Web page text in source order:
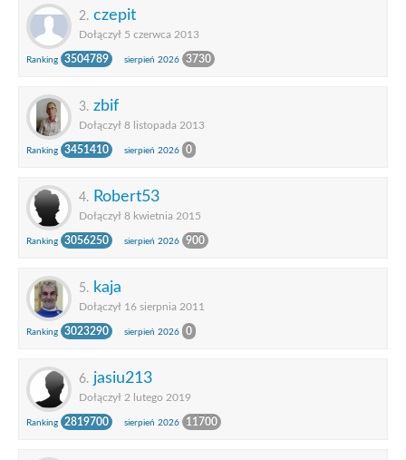
2. czepit
Dołączył 5 czerwca 2013
Ranking 3504789 sierpień 2026 3730
3. zbif
Dołączył 8 listopada 2013
Ranking 3451410 sierpień 2026 0
4. Robert53
Dołączył 8 kwietnia 2015
Ranking 3056250 sierpień 2026 900
5. kaja
Dołączył 16 sierpnia 2011
Ranking 3023290 sierpień 2026 0
6. jasiu213
Dołączył 2 lutego 2019
Ranking 2819700 sierpień 2026 11700